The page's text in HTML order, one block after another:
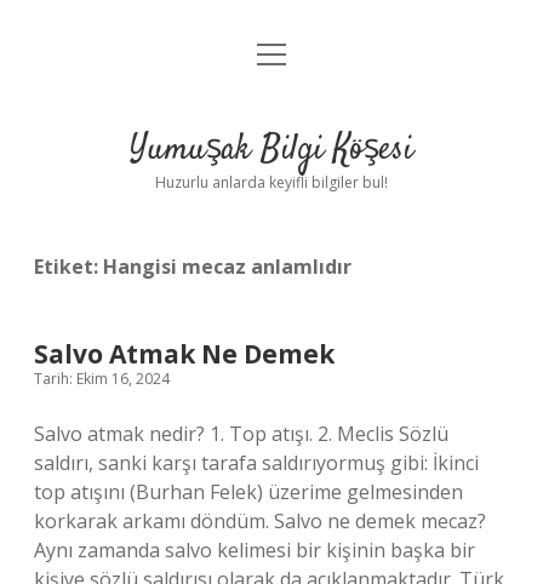
Anasayfa
Yasal Uyarı
menüyü
Yumuşak Bilgi Köşesi
Huzurlu anlarda keyifli bilgiler bul!
Etiket: Hangisi mecaz anlamlıdır
Salvo Atmak Ne Demek
Tarih: Ekim 16, 2024
Salvo atmak nedir? 1. Top atışı. 2. Meclis Sözlü
saldırı, sanki karşı tarafa saldırıyormuş gibi: İkinci
top atışını (Burhan Felek) üzerime gelmesinden
korkarak arkamı döndüm. Salvo ne demek mecaz?
Aynı zamanda salvo kelimesi bir kişinin başka bir